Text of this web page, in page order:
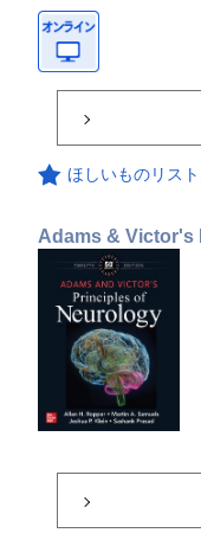
ほしいものリス
Adams & Victor's